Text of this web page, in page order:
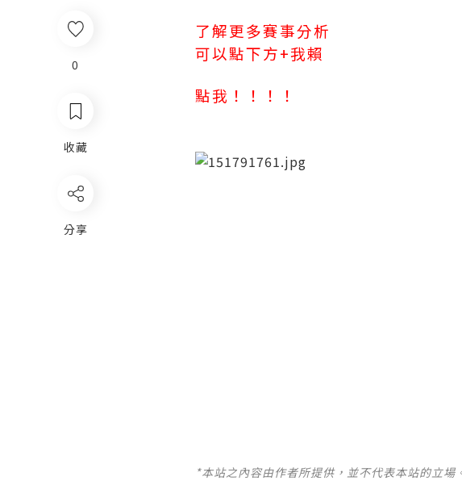
0
收藏
分享
了解更多賽事分析
可以點下方+我賴
點我！！！！
*本站之內容由作者所提供，並不代表本站的立